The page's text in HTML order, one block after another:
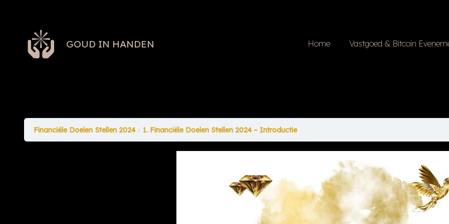
GOUD IN HANDEN Home Vastgoed & Bitcoin
Financiële Doelen Stellen 2024 1. Financiële Doelen Stellen 2024 – Introductie